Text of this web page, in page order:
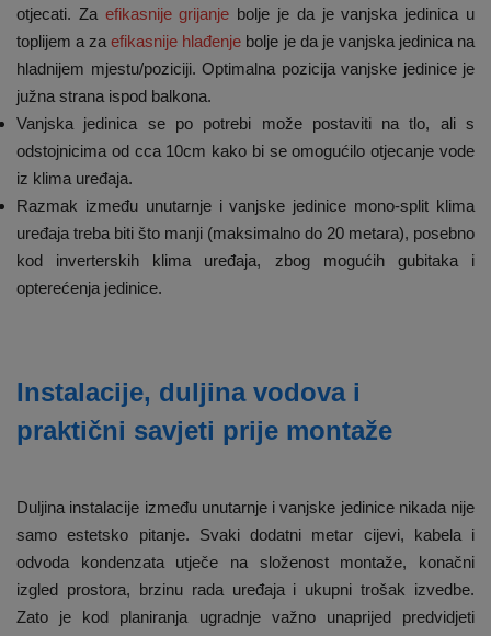
otjecati. Za efikasnije grijanje bolje je da je vanjska jedinica u
toplijem a zaefikasnije hlađenje bolje je da je vanjska jedinica na
hladnijem mjestu/poziciji. Optimalna pozicija vanjske jedinice je
južna strana ispod balkona.
Vanjska jedinica se po potrebi može postaviti na tlo, ali s
odstojnicima od cca 10cm kako bi se omogućilo otjecanje vode
iz klima uređaja.
Razmak između unutarnje i vanjske jedinice mono-split klima
uređaja treba biti što manji (maksimalno do 20 metara), posebno
kod inverterskih klima uređaja, zbog mogućih gubitaka i
opterećenja jedinice.
Instalacije, duljina vodova i
praktični savjeti prije montaže
Duljina instalacije između unutarnje i vanjske jedinice nikada nije
samo estetsko pitanje. Svaki dodatni metar cijevi, kabela i
odvoda kondenzata utječe na složenost montaže, konačni
izgled prostora, brzinu rada uređaja i ukupni trošak izvedbe.
Zato je kod planiranja ugradnje važno unaprijed predvidjeti